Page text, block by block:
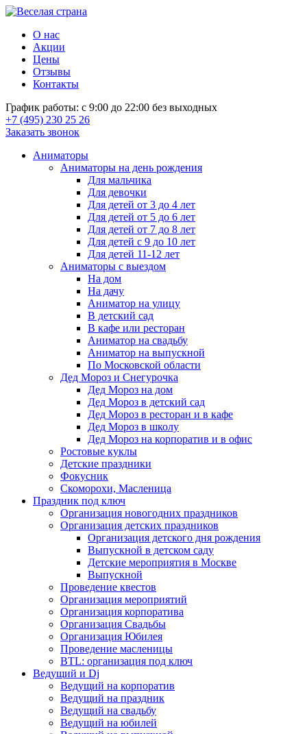
О нас
Акции
Цены
Отзывы
Контакты
График работы: с 9:00 до 22:00 без выходных
+7 (495) 230 25 26
Заказать звонок
Аниматоры
Аниматоры на день рождения
Для мальчика
Для девочки
Для детей от 3 до 4 лет
Для детей от 5 до 6 лет
Для детей от 7 до 8 лет
Для детей с 9 до 10 лет
Для детей 11-12 лет
Аниматоры с выездом
На дом
На дачу
Аниматор на улицу
В детский сад
В кафе или ресторан
Аниматор на свадьбу
Аниматор на выпускной
По Московской области
Дед Мороз и Снегурочка
Дед Мороз на дом
Дед Мороз в детский сад
Дед Мороз в ресторан и в кафе
Дед Мороз в школу
Дед Мороз на корпоратив и в офис
Ростовые куклы
Детские праздники
Фокусник
Скоморохи, Масленица
Праздник под ключ
Организация новогодних праздников
Организация детских праздников
Организация детского дня рождения
Выпускной в детском саду
Детские мероприятия в Москве
Выпускной
Проведение квестов
Организация мероприятий
Организация корпоратива
Организация Свадьбы
Организация Юбилея
Проведение масленицы
BTL: организация под ключ
Ведущий и Dj
Ведущий на корпоратив
Ведущий на праздник
Ведущий на свадьбу
Ведущий на юбилей